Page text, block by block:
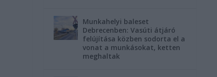
Munkahelyi baleset
Debrecenben: Vasúti átjáró
felújítása közben sodorta el a
vonat a munkásokat, ketten
meghaltak